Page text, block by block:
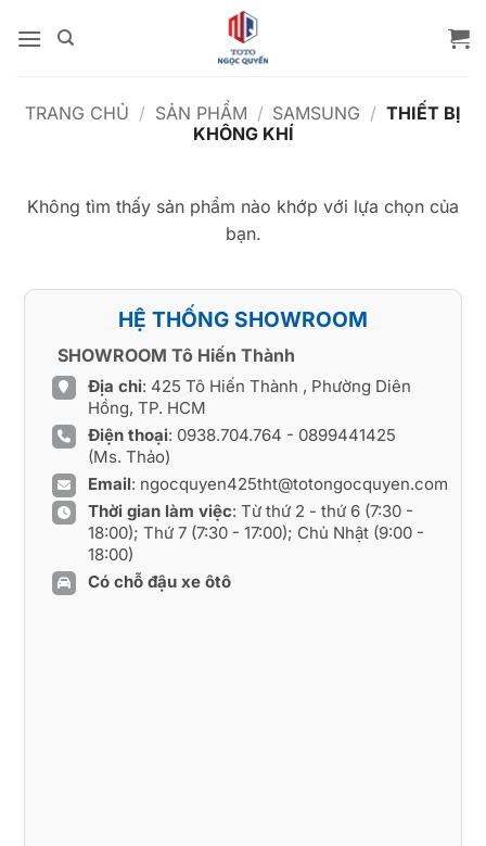
qua
TRANG CHỦ / SẢN PHẨM / SAMSUNG / THIẾT BỊ
KHÔNG KHÍ
Không tìm thấy sản phẩm nào khớp với lựa chọn của
bạn.
HỆ THỐNG SHOWROOM
SHOWROOM Tô Hiến Thành
Địa chỉ: 425 Tô Hiến Thành , Phường Diên
Hồng, TP. HCM
Điện thoại: 0938.704.764 - 0899441425
(Ms. Thảo)
Email: ngocquyen425tht@totongocquyen.com
Thời gian làm việc: Từ thứ 2 - thứ 6 (7:30 -
18:00); Thứ 7 (7:30 - 17:00); Chủ Nhật (9:00 -
18:00)
Có chỗ đậu xe ôtô